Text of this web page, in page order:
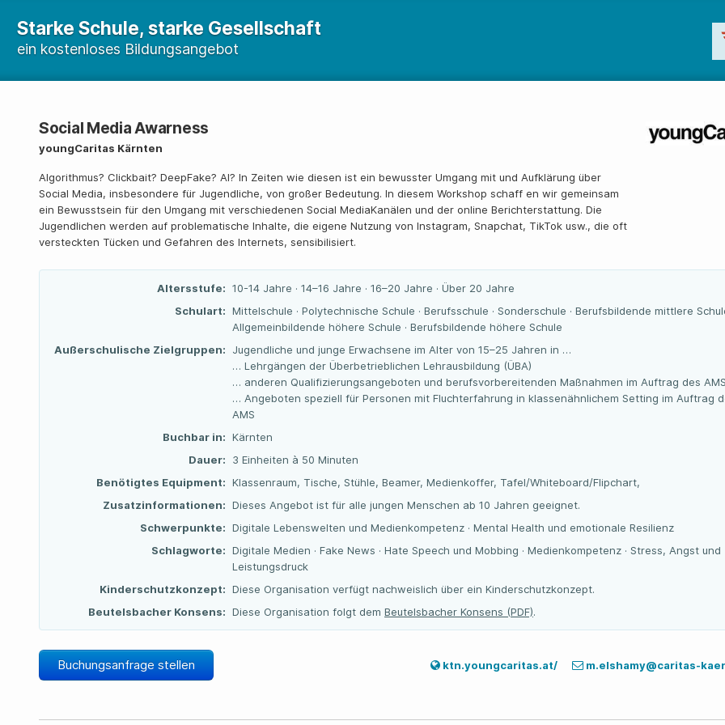
Starke Schule, starke Gesellschaft
ein kostenloses Bildungsangebot
Social Media Awarness
youngCaritas Kärnten
Algorithmus? Clickbait? DeepFake? AI? In Zeiten wie diesen ist ein bewusster Umgang mit und Aufklärung über
Social Media, insbesondere für Jugendliche, von großer Bedeutung. In diesem Workshop schaff en wir gemeinsam
ein Bewusstsein für den Umgang mit verschiedenen Social MediaKanälen und der online Berichterstattung. Die
Jugendlichen werden auf problematische Inhalte, die eigene Nutzung von Instagram, Snapchat, TikTok usw., die oft
versteckten Tücken und Gefahren des Internets, sensibilisiert.
Altersstufe: 10-14 Jahre · 14–16 Jahre · 16–20 Jahre · Über 20 Jahre
Schulart: Mittelschule · Polytechnische Schule · Berufsschule · Sonderschule · Berufsbildende mittlere
Allgemeinbildende höhere Schule · Berufsbildende höhere Schule
Außerschulische Zielgruppen:
Jugendliche und junge Erwachsene im Alter von 15–25 Jahren in …
… Lehrgängen der Überbetrieblichen Lehrausbildung (ÜBA)
… anderen Qualifizierungsangeboten und berufsvorbereitenden Maßnahmen im Auftrag des
… Angeboten speziell für Personen mit Fluchterfahrung in klassenähnlichem Setting im Auftrag
AMS
Buchbar in: Kärnten
Dauer:
3 Einheiten à 50 Minuten
Benötigtes Equipment: Klassenraum, Tische, Stühle, Beamer, Medienkoffer, Tafel/Whiteboard/Flipchart,
Zusatzinformationen: Dieses Angebot ist für alle jungen Menschen ab 10 Jahren geeignet.
Schwerpunkte: Digitale Lebenswelten und Medienkompetenz · Mental Health und emotionale Resilienz
Schlagworte: Digitale Medien · Fake News · Hate Speech und Mobbing · Medienkompetenz · Stress, Angst und
Leistungsdruck
Kinderschutzkonzept: Diese Organisation verfügt nachweislich über ein Kinderschutzkonzept.
Beutelsbacher Konsens: Diese Organisation folgt dem Beutelsbacher Konsens (PDF).
Buchungsanfrage stellen ktn.youngcaritas.at/ m.elshamy@caritas-